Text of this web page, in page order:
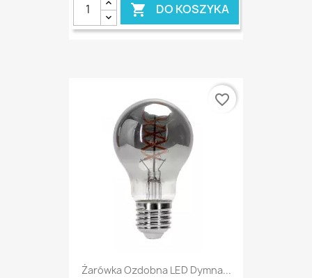
 DO KOSZYKA
Żarówka Ozdobna LED Dymna...
favorite_border